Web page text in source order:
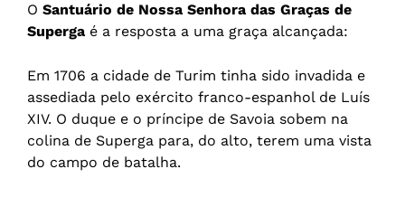
O Santuário de Nossa Senhora das Graças de
Superga é a resposta a uma graça alcançada:
Em 1706 a cidade de Turim tinha sido invadida e
assediada pelo exército franco-espanhol de Luís
XIV. O duque e o príncipe de Savoia sobem na
colina de Superga para, do alto, terem uma vista
do campo de batalha.